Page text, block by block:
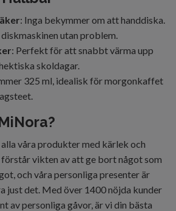
: Inga bekymmer om att handdiska.
utan problem.
: Perfekt för att snabbt värma upp
skoldagar.
325 ml, idealisk för morgonkaffet
våra produkter med kärlek och
förstår vikten av att ge bort något som
och våra personliga presenter är
just det. Med över 1400 nöjda kunder
av personliga gåvor, är vi din bästa